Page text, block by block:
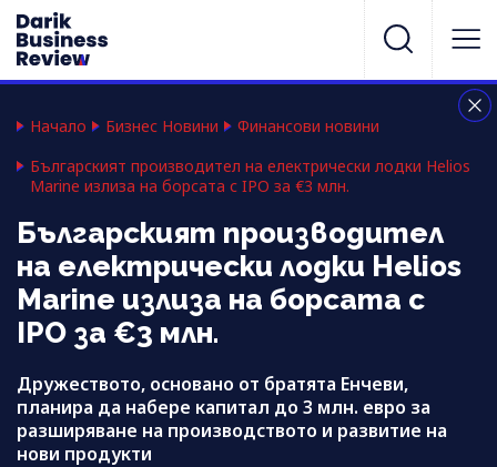
Начало Бизнес Новини
Финансови новини
Българският производител на електрически лодки Helios
Marine излиза на борсата с IPO за €3 млн.
Българският производител
на електрически лодки Helios
Marine излиза на борсата с
IPO за €3 млн.
Дружеството, основано от братята Енчеви,
планира да набере капитал до 3 млн. евро за
разширяване на производството и развитие на
нови продукти